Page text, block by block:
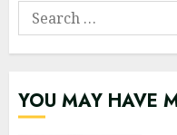
Search
for:
YOU MAY HAVE